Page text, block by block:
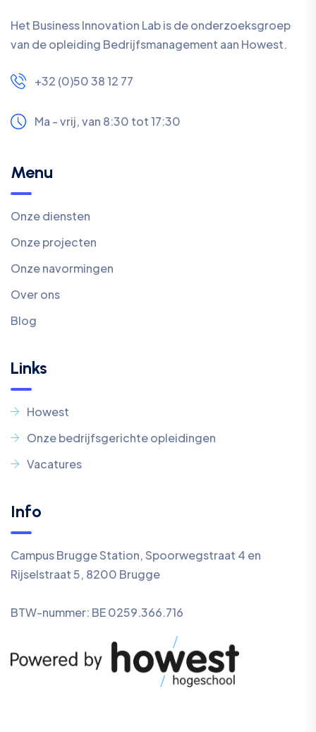
Het Business Innovation Lab is de onderzoeksgroep
van de opleiding Bedrijfsmanagement aan Howest.
+32 (0)50 38 12 77
Ma - vrij, van 8:30 tot 17:30
Menu
Onze diensten
Onze projecten
Onze navormingen
Over ons
Blog
Links
Howest
Onze bedrijfsgerichte opleidingen
Vacatures
Info
Campus Brugge Station, Spoorwegstraat 4 en
Rijselstraat 5, 8200 Brugge
BTW-nummer: BE 0259.366.716